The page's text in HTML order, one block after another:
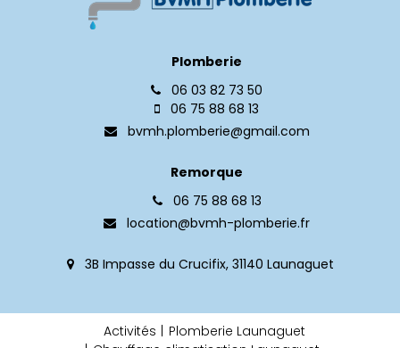
Plomberie
06 03 82 73 50
06 75 88 68 13
bvmh.plomberie@gmail.com
Remorque
06 75 88 68 13
location@bvmh-plomberie.fr
3B Impasse du Crucifix, 31140 Launaguet
Activités
Plomberie Launaguet